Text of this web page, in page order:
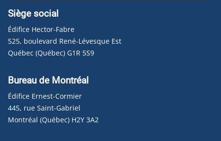
Siège social
Édifice Hector-Fabre
525, boulevard René-Lévesque Est
Québec (Québec) G1R 5S9
Bureau de Montréal
Édifice Ernest-Cormier
445, rue Saint-Gabriel
Montréal (Québec) H2Y 3A2